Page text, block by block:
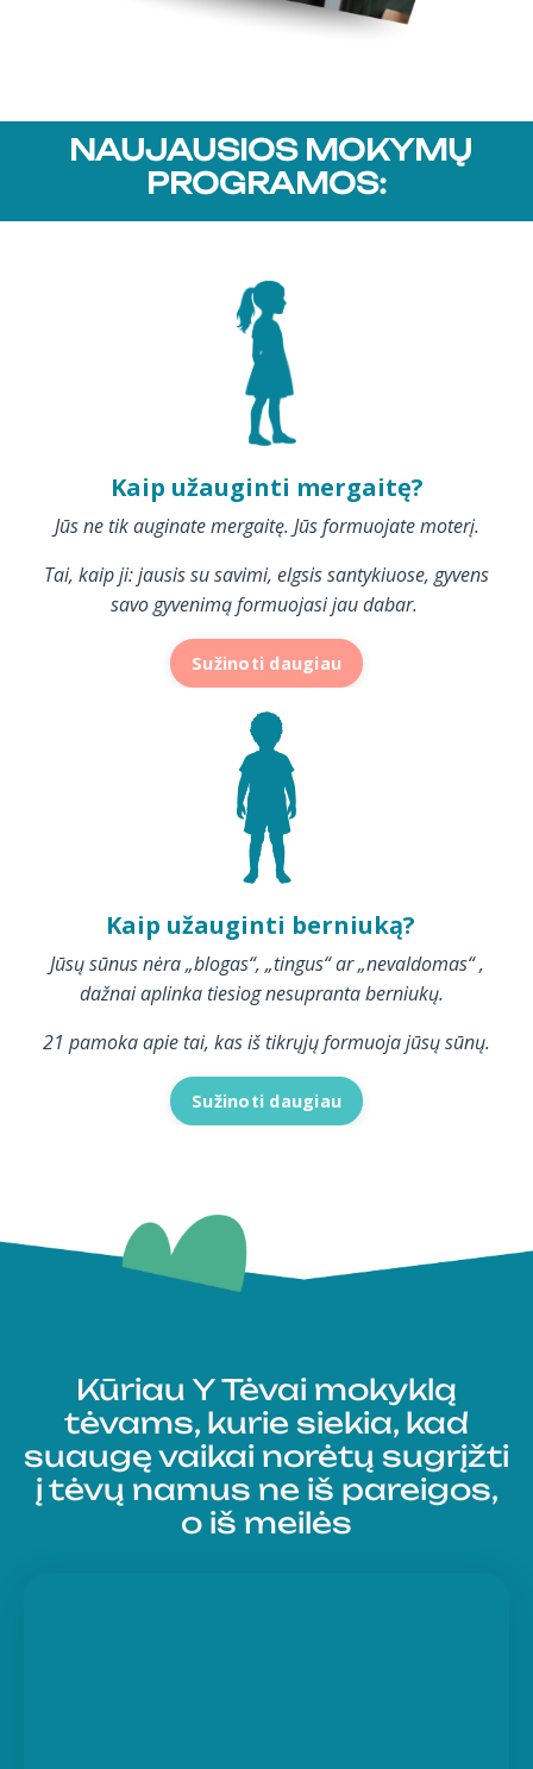
NAUJAUSIOS MOKYMŲ
PROGRAMOS:
Kaip užauginti mergaitę?
Jūs ne tik auginate mergaitę. Jūs formuojate moterį.
Tai, kaip ji: jausis su savimi, elgsis santykiuose, gyvens
savo gyvenimą formuojasi jau dabar.
Sužinoti daugiau
Kaip užauginti berniuką?
Jūsų sūnus nėra „blogas“, „tingus“ ar „nevaldomas“ ,
dažnai aplinka tiesiog nesupranta berniukų.
21 pamoka apie tai, kas iš tikrųjų formuoja jūsų sūnų.
Sužinoti daugiau
Kūriau Y Tėvai mokyklą
tėvams, kurie siekia, kad
suaugę vaikai norėtų sugrįžti
į tėvų namus ne iš pareigos,
o iš meilės